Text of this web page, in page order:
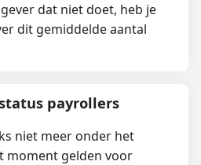
dat niet doet, heb je
dit gemiddelde aantal
payrollers
niet meer onder het
moment gelden voor